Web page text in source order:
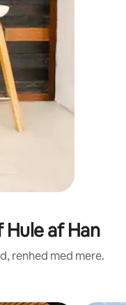
af Han
renhed med mere.